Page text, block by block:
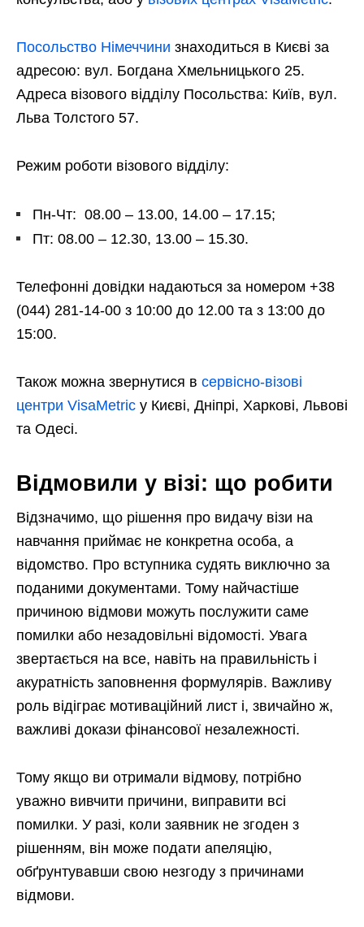
Посольство Німеччини знаходиться в Києві за
адресою: вул. Богдана Хмельницького 25.
Адреса візового відділу Посольства: Київ, вул.
Льва Толстого 57.
Режим роботи візового відділу:
Пн-Чт: 08.00 – 13.00, 14.00 – 17.15;
Пт: 08.00 – 12.30, 13.00 – 15.30.
Телефонні довідки надаються за номером +38
(044) 281-14-00 з 10:00 до 12.00 та з 13:00 до
15:00.
Також можна звернутися в сервісно-візові
центри VisaMetric у Києві, Дніпрі, Харкові, Львові
та Одесі.
Відмовили у візі: що робити
Відзначимо, що рішення про видачу візи на
навчання приймає не конкретна особа, а
відомство. Про вступника судять виключно за
поданими документами. Тому найчастіше
причиною відмови можуть послужити саме
помилки або незадовільні відомості. Увага
звертається на все, навіть на правильність і
акуратність заповнення формулярів. Важливу
роль відіграє мотиваційний лист і, звичайно ж,
важливі докази фінансової незалежності.
Тому якщо ви отримали відмову, потрібно
уважно вивчити причини, виправити всі
помилки. У разі, коли заявник не згоден з
рішенням, він може подати апеляцію,
обґрунтувавши свою незгоду з причинами
відмови.